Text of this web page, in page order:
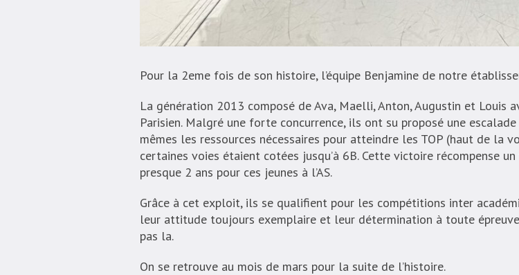
Pour la 2eme fois de son histoire, l’équipe Benjamine de notre
La génération 2013 composé de Ava, Maelli, Anton, Augustin et
Parisien. Malgré une forte concurrence, ils ont su proposé une
mêmes les ressources nécessaires pour atteindre les TOP (haut de la
certaines voies étaient cotées jusqu’à 6B. Cette victoire récompense
presque 2 ans pour ces jeunes à l’AS.
Grâce à cet exploit, ils se qualifient pour les compétitions inter
leur attitude toujours exemplaire et leur détermination à toute épreuve.
pas la.
On se retrouve au mois de mars pour la suite de l’histoire.